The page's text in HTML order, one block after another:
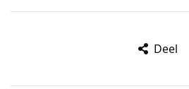
Deel